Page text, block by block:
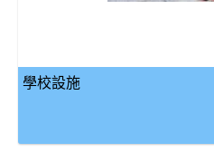
學校設施